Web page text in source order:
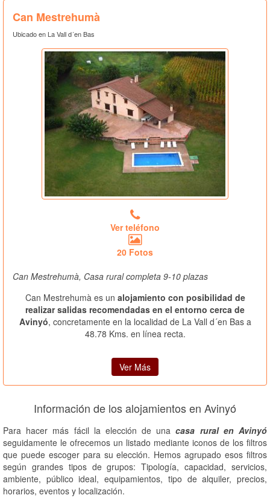
Can Mestrehumà
Ubicado en La Vall d´en Bas
Ver teléfono
20 Fotos
Can Mestrehumà, Casa rural completa 9-10 plazas
Can Mestrehumà es un alojamiento con posibilidad de
realizar salidas recomendadas en el entorno cerca de
Avinyó, concretamente en la localidad de La Vall d´en Bas a
48.78 Kms. en línea recta.
Ver Más
Información de los alojamientos en Avinyó
Para hacer más fácil la elección de unacasa rural en Avinyó
seguidamente le ofrecemos un listado mediante iconos de los filtros
que puede escoger para su elección. Hemos agrupado esos filtros
según grandes tipos de grupos: Tipología, capacidad, servicios,
ambiente, público ideal, equipamientos, tipo de alquiler, precios,
horarios, eventos y localización.